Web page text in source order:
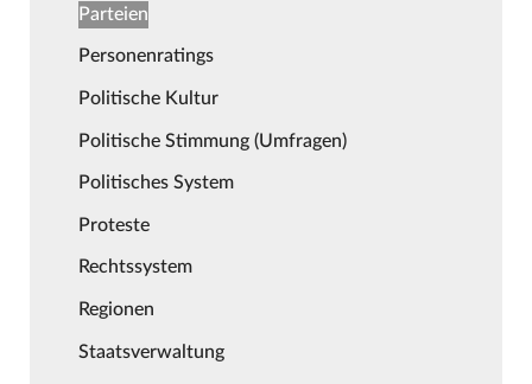
Parteien
Personenratings
Politische Kultur
Politische Stimmung (Umfragen)
Politisches System
Proteste
Rechtssystem
Regionen
Staatsverwaltung